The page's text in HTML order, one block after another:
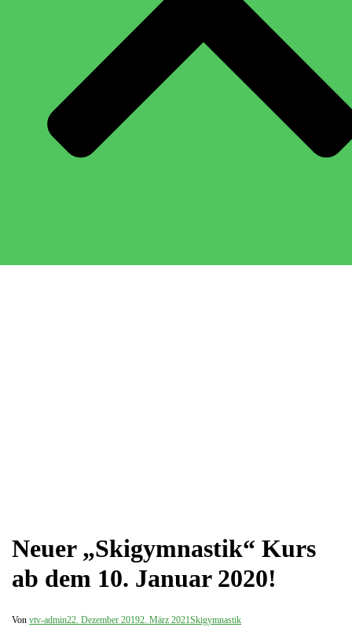
Neuer „Skigymnastik“ Kurs
ab dem 10. Januar 2020!
Von vtv-admin22. Dezember 20192. März 2021Skigymnastik